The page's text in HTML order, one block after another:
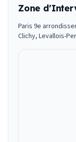
Zone
Paris 9e
Clichy, Levallois-